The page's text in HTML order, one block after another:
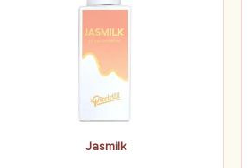
Jasmilk